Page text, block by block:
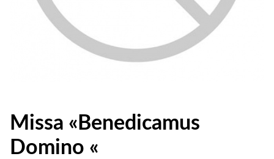
Missa «Benedicamus
Domino «